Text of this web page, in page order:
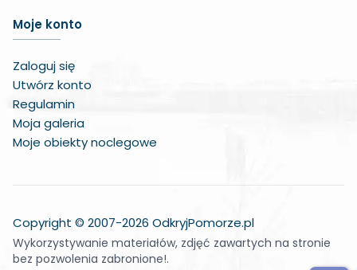
Moje konto
Zaloguj się
Utwórz konto
Regulamin
Moja galeria
Moje obiekty noclegowe
Copyright © 2007-2026 OdkryjPomorze.pl
Wykorzystywanie materiałów, zdjęć zawartych na stronie
bez pozwolenia zabronione!.
Negatywne kolory
Wskaźnik do czytania